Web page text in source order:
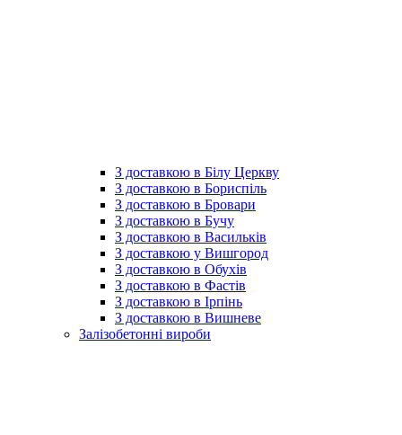
З доставкою в Білу Церкву
З доставкою в Бориспіль
З доставкою в Бровари
З доставкою в Бучу
З доставкою в Васильків
З доставкою у Вишгород
З доставкою в Обухів
З доставкою в Фастів
З доставкою в Ірпінь
З доставкою в Вишневе
Залізобетонні вироби